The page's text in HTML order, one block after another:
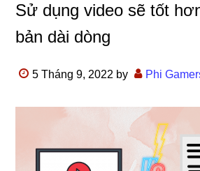
Sử dụng video sẽ tốt
bản dài dòng
5 Tháng 9, 2022 by Phi